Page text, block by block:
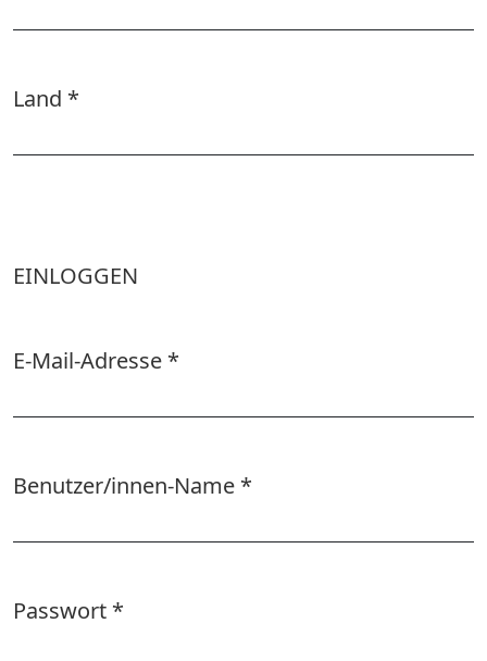
Land *
EINLOGGEN
E-Mail-Adresse *
Benutzer/innen-Name *
Passwort *